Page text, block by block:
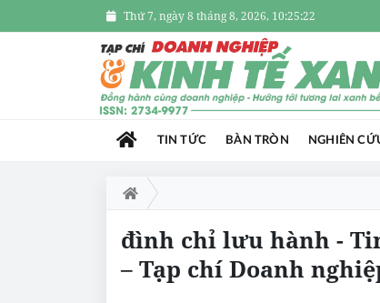
Thứ 7, ngày 8 tháng 8, 2026, 10:25:22
TIN TỨC BÀN TRÒN NGHIÊN
đình chỉ lưu hành -
– Tạp chí Doanh